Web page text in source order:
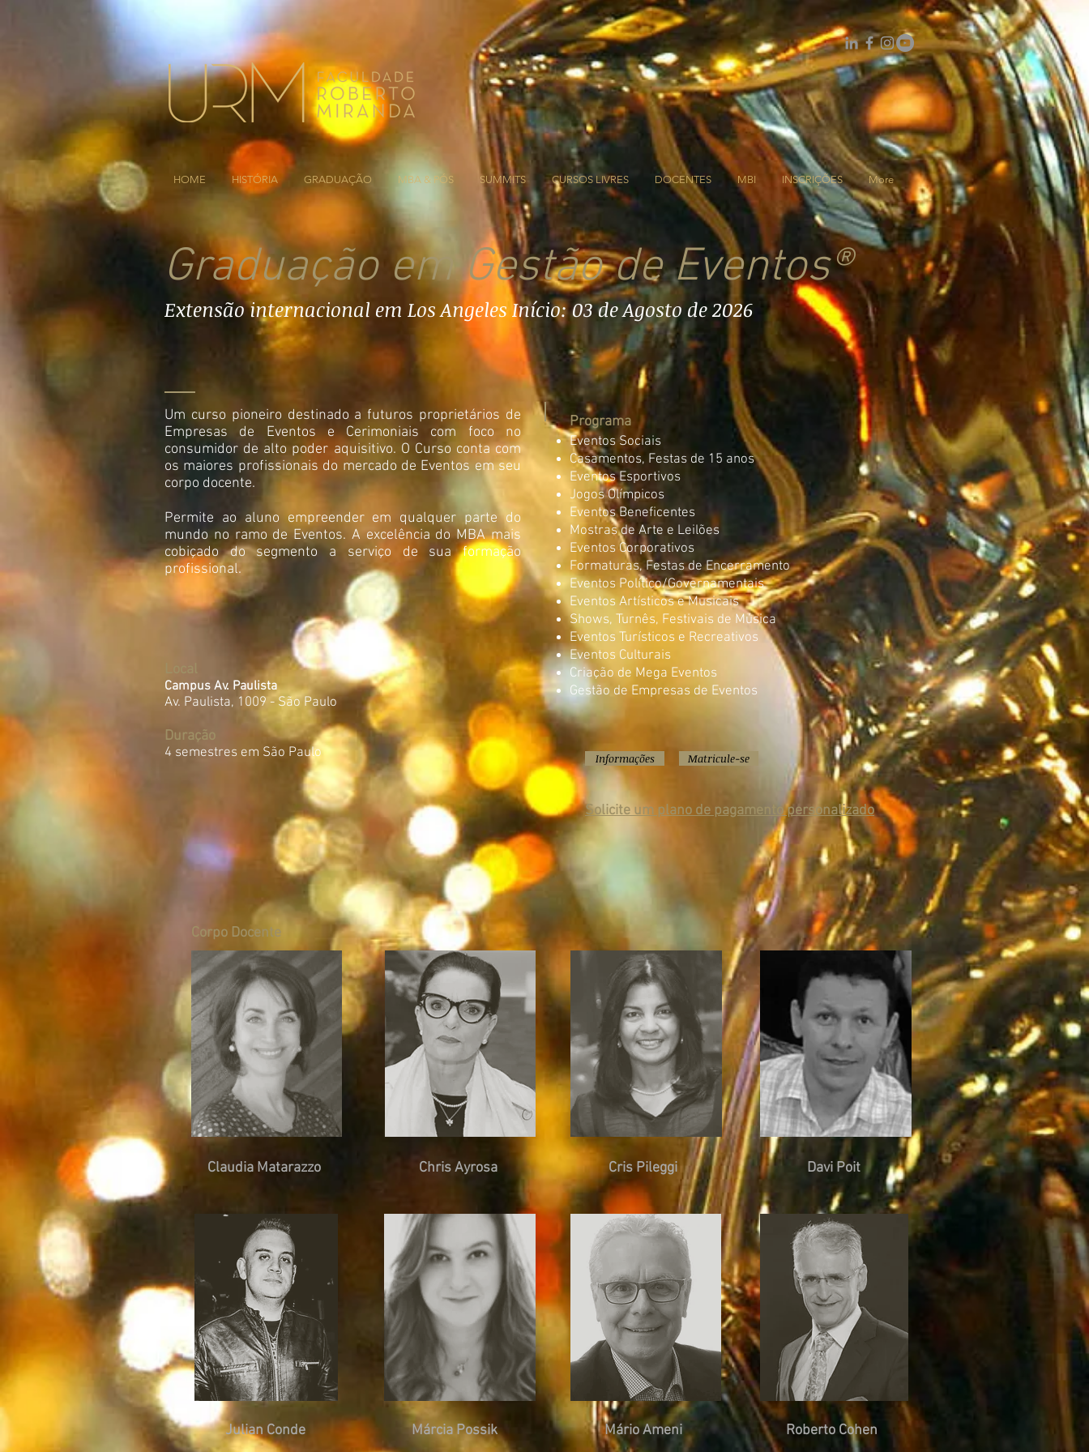
Graduação em Gestão de Eventos®
Extensão internacional em Los Angeles Início: 03 de Agosto de 2026
Um curso pioneiro destinado a futuros proprietários de
Empresas de Eventos e Cerimoniais com foco no
consumidor de alto poder aquisitivo. O Curso conta com
os maiores profissionais do mercado de Eventos em seu
corpo docente.
Permite ao aluno empreender em qualquer parte do
mundo no ramo de Eventos. A excelência do MBA mais
cobiçado do segmento a serviço de sua formação
profissional.
Campus Av. Paulista
Av. Paulista, 1009 - São Paulo
Duração
4 semestres em São Paulo
Programa
Eventos Sociais
Casamentos, Festas de 15 anos
Eventos Esportivos
Jogos Olímpicos
Eventos Beneficentes
Mostras de Arte e Leilões
Eventos Corporativos
Formaturas, Festas de Encerramento
Eventos Político/Governamentais
Eventos Artísticos e Musicais
Shows, Turnês, Festivais de Música
Eventos Turísticos e Recreativos
Eventos Culturais
Criação de Mega Eventos
Gestão de Empresas de Eventos
Informações Matricule-se
Solicite um plano de pagamento personalizado
Corpo Docente
Claudia Matarazzo
Julian Conde
Chris Ayrosa
Márcia Possik
Cris Pileggi
Mário Ameni
Davi Poit
Roberto Cohen
HOME HISTÓRIA GRADUAÇÃO MBA & PÓS SUMMITS CURSOS LIVRES DOCENTES MBI INSCRIÇÕES More